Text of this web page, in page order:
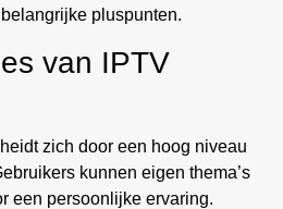
pluspunten.
van IPTV
zich door een hoog niveau
kunnen eigen thema’s
een persoonlijke ervaring.